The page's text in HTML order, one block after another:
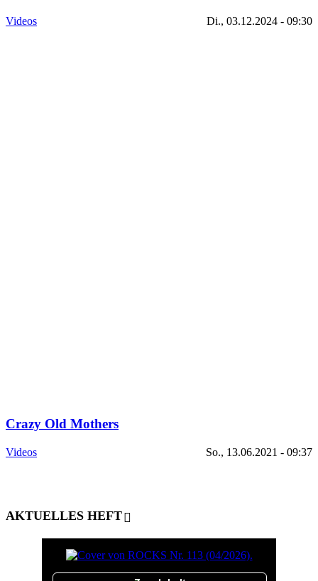
Videos Di., 03.12.2024 - 09:30
Crazy Old Mothers
Videos So., 13.06.2021 - 09:37
AKTUELLES HEFT